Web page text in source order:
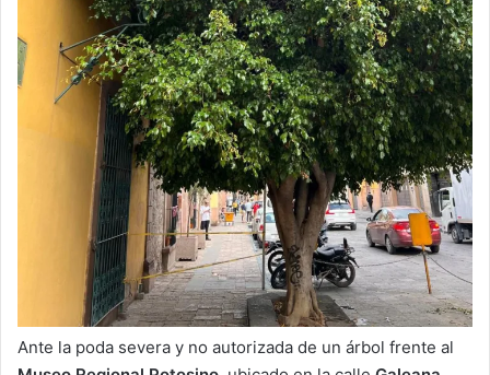
Ante la poda severa y no autorizada de un árbol frente al